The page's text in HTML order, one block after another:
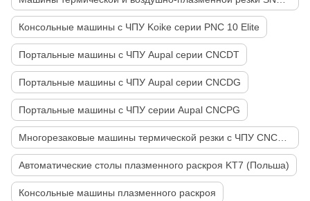
Консольные машины с ЧПУ Koike серии PNC 10 Elite
Портальные машины с ЧПУ Aupal серии CNCDT
Портальные машины с ЧПУ Aupal серии CNCDG
Портальные машины с ЧПУ серии Aupal CNCРG
Автоматические столы плазменного раскроя KT7 (Польша)
Консольные машины плазменного раскроя